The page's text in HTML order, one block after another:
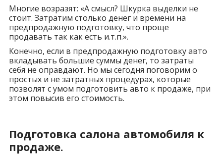
Многие возразят: «А смысл? Шкурка выделки не
стоит. Затратим столько денег и времени на
предпродажную подготовку, что проще
продавать так как есть и.т.п.».
Конечно, если в предпродажную подготовку авто
вкладывать большие суммы денег, то затраты
себя не оправдают. Но мы сегодня поговорим о
простых и не затратных процедурах, которые
позволят с умом подготовить авто к продаже, при
этом повысив его стоимость.
Подготовка салона автомобиля к
продаже.